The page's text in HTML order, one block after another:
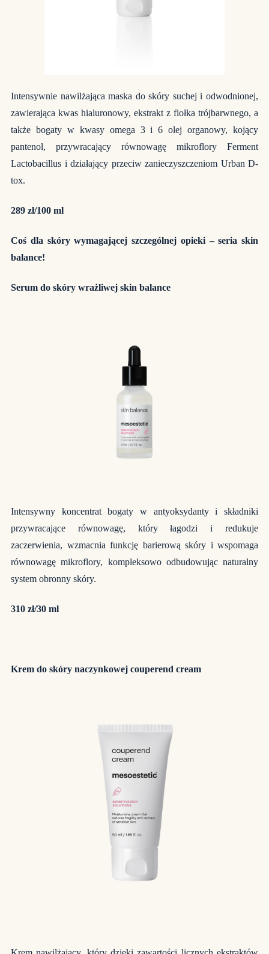
Intensywnie nawilżająca maska do skóry suchej i odwodnionej,
zawierająca kwas hialuronowy, ekstrakt z fiołka trójbarwnego, a
także bogaty w kwasy omega 3 i 6 olej organowy, kojący
pantenol, przywracający równowagę mikroflory Ferment
Lactobacillus i działający przeciw zanieczyszczeniom Urban D-
tox.
289 zł/100 ml
Coś dla skóry wymagającej szczególnej opieki – seria skin
balance!
Serum do skóry wrażliwej skin balance
Intensywny koncentrat bogaty w antyoksydanty i składniki
przywracające równowagę, który łagodzi i redukuje
zaczerwienia, wzmacnia funkcję barierową skóry i wspomaga
równowagę mikroflory, kompleksowo odbudowując naturalny
system obronny skóry.
310 zł/30 ml
Krem do skóry naczynkowej couperend cream